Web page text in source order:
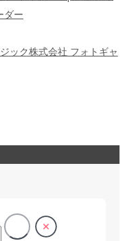
ダー
ック株式会社 フォトギャ